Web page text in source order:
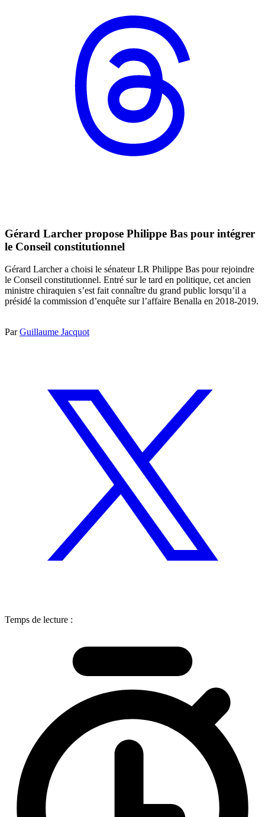
Gérard Larcher propose Philippe Bas pour intégrer
le Conseil constitutionnel
Gérard Larcher a choisi le sénateur LR Philippe Bas pour rejoindre
le Conseil constitutionnel. Entré sur le tard en politique, cet ancien
ministre chiraquien s’est fait connaître du grand public lorsqu’il a
présidé la commission d’enquête sur l’affaire Benalla en 2018-2019.
ParGuillaume Jacquot
Temps de lecture :